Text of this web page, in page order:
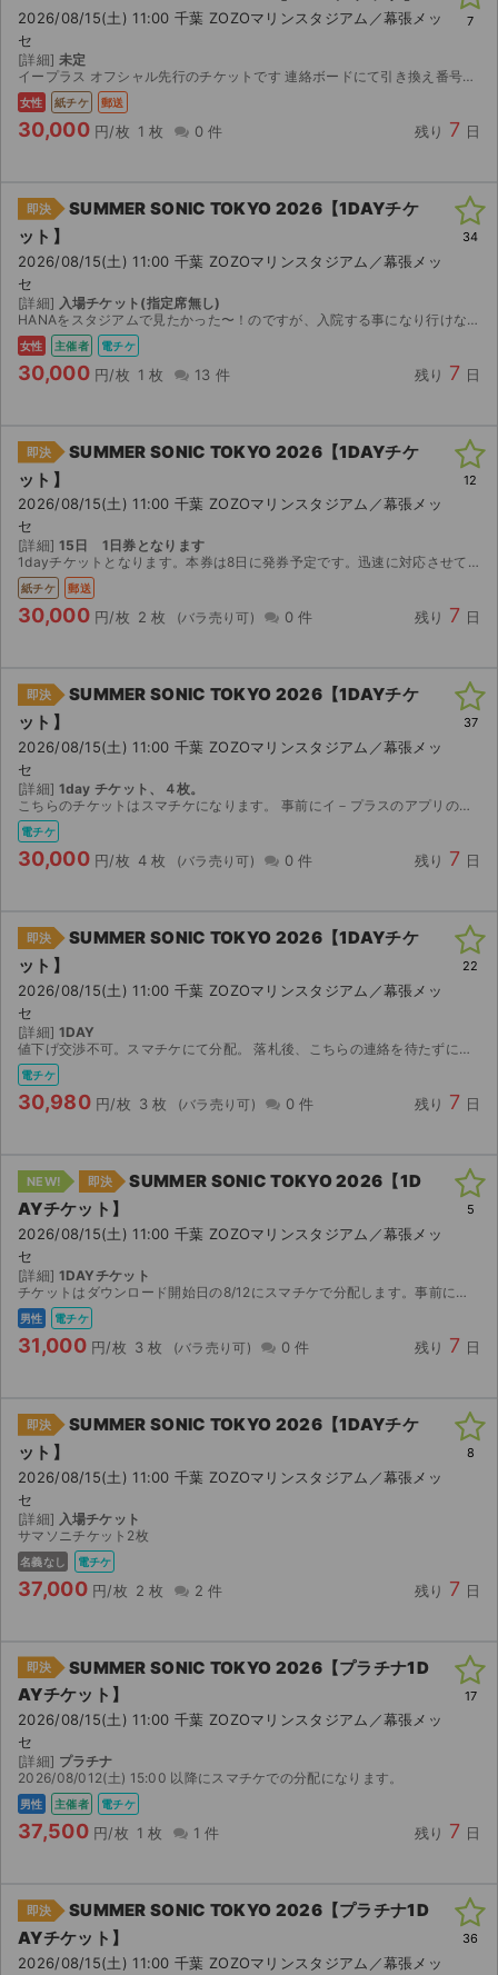
2026/08/15(土) 11:00 千葉 ZOZOマリンスタジアム／幕張メッ
セ
[詳細] 未定
イープラス オフシャル先行のチケットです 連絡ボードにて引き換え番号をお伝えします。 ご自身でセブンイレブンにて発券をお願いいたします。 発券開始は8/12の14:00です。
女性 紙チケ 郵送
30,000 円/枚 1 枚 0 件 残り 7 日
7
即決
SUMMER SONIC TOKYO 2026【1DAYチケ
ット】
2026/08/15(土) 11:00 千葉 ZOZOマリンスタジアム／幕張メッ
セ
[詳細] 入場チケット(指定席無し)
HANAをスタジアムで見たかった〜！のですが、入院する事になり行けなくなった為出品します。ぜひ楽しんで来てください！！
女性 主催者 電チケ
30,000 円/枚 1 枚 13 件 残り 7 日
34
即決
SUMMER SONIC TOKYO 2026【1DAYチケ
ット】
2026/08/15(土) 11:00 千葉 ZOZOマリンスタジアム／幕張メッ
セ
[詳細] 15日 1日券となります
1dayチケットとなります。本券は8日に発券予定です。迅速に対応させていただきますが、台風等の郵送トラブルも想定されますので、関東圏の方の購入を希望致します。レターパックにて発送です。宜しくお願...
紙チケ 郵送
30,000 円/枚 2 枚 0 件 残り 7 日
12
即決
SUMMER SONIC TOKYO 2026【1DAYチケ
ット】
2026/08/15(土) 11:00 千葉 ZOZOマリンスタジアム／幕張メッ
セ
[詳細] 1day チケット、４枚。
こちらのチケットはスマチケになります。 事前にイ－プラスのアプリのインストールをお済ませください。 ご購入の場合にはイ－プラスのアプリに登録済みのメ－ルアドレス（複数枚ご購入の場合には複数人分...
電チケ
30,000 円/枚 4 枚 0 件 残り 7 日
37
即決
SUMMER SONIC TOKYO 2026【1DAYチケ
ット】
2026/08/15(土) 11:00 千葉 ZOZOマリンスタジアム／幕張メッ
セ
[詳細] 1DAY
値下げ交渉不可。スマチケにて分配。 落札後、こちらの連絡を待たずにメールアドレスのご連絡をよろしくお願いします。
電チケ
30,980 円/枚 3 枚 0 件 残り 7 日
22
NEW! 即決
SUMMER SONIC TOKYO 2026【1D
AYチケット】
2026/08/15(土) 11:00 千葉 ZOZOマリンスタジアム／幕張メッ
セ
[詳細] 1DAYチケット
チケットはダウンロード開始日の8/12にスマチケで分配します。事前にイープラス会員登録とアプリのダウンロードをお願いします。電子チケット分配に買い手のメールアドレスが必要なため、ご入金後連絡ボー...
男性 電チケ
31,000 円/枚 3 枚 0 件 残り 7 日
5
即決
SUMMER SONIC TOKYO 2026【1DAYチケ
ット】
2026/08/15(土) 11:00 千葉 ZOZOマリンスタジアム／幕張メッ
セ
[詳細] 入場チケット
サマソニチケット2枚
名義なし 電チケ
37,000 円/枚 2 枚 2 件 残り 7 日
8
即決
SUMMER SONIC TOKYO 2026【プラチナ1D
AYチケット】
2026/08/15(土) 11:00 千葉 ZOZOマリンスタジアム／幕張メッ
セ
[詳細] プラチナ
2026/08/012(土) 15:00 以降にスマチケでの分配になります。
男性 主催者 電チケ
37,500 円/枚 1 枚 1 件 残り 7 日
17
即決
SUMMER SONIC TOKYO 2026【プラチナ1D
AYチケット】
2026/08/15(土) 11:00 千葉 ZOZOマリンスタジアム／幕張メッ
36